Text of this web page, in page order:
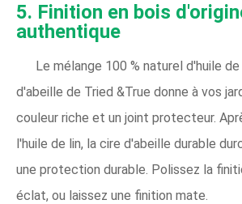
5. Finition en bois
authentique
Le mélange 100 % naturel d'huile
d'abeille de Tried &True donne à vos
couleur riche et un joint protecteur.
l'huile de lin, la cire d'abeille durable
une protection durable. Polissez la
éclat, ou laissez une finition mate.